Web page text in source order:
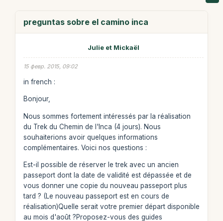
preguntas sobre el camino inca
Julie et Mickaël
15 февр. 2015, 09:02
in french :
Bonjour,
Nous sommes fortement intéressés par la réalisation
du Trek du Chemin de l'Inca (4 jours). Nous
souhaiterions avoir quelques informations
complémentaires. Voici nos questions :
Est-il possible de réserver le trek avec un ancien
passeport dont la date de validité est dépassée et de
vous donner une copie du nouveau passeport plus
tard ? (Le nouveau passeport est en cours de
réalisation)Quelle serait votre premier départ disponible
au mois d'août ?Proposez-vous des guides